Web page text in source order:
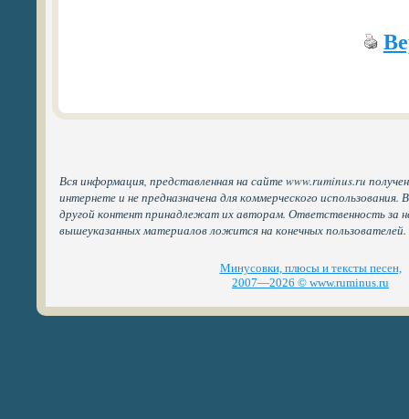
Вся информация, представленная на сайте www.ruminus.ru
интернете и не предназначена для коммерческого
другой контент принадлежат их авторам. Ответственность за
вышеуказанных материалов ложится на конечных пользователей.
Минусовки, плюсы и тексты песен,
2007—2026 © www.ruminus.ru